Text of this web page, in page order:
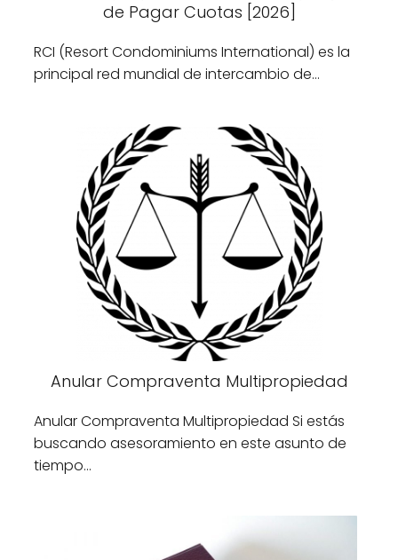
de Pagar Cuotas [2026]
RCI (Resort Condominiums International) es la
principal red mundial de intercambio de…
Anular Compraventa Multipropiedad
Anular Compraventa Multipropiedad Si estás
buscando asesoramiento en este asunto de
tiempo…